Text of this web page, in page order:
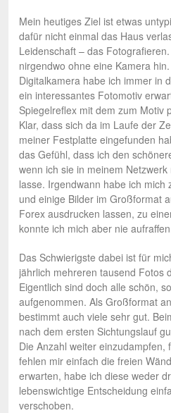
Mein heutiges Ziel ist etwas
dafür nicht einmal das Haus
Leidenschaft – das
nirgendwo ohne eine Kamera
Digitalkamera habe ich immer in
ein interessantes Fotomotiv
Spiegelreflex mit dem zum Motiv
Klar, dass sich da im Laufe der
meiner Festplatte eingefunden
das Gefühl, dass ich den
wenn ich sie in meinem
lasse. Irgendwann habe ich mich
und einige Bilder im Großformat
Forex ausdrucken lassen, zu
konnte ich mich aber nie
Das Schwierigste dabei ist für
jährlich mehreren tausend Fotos
Eigentlich sind doch alle schön,
aufgenommen. Als Großformat
bestimmt auch viele sehr gut.
nach dem ersten Sichtungslauf
Die Anzahl weiter einzudampfen,
fehlen mir einfach die freien
erwarten, habe ich diese weder
lebenswichtige Entscheidung
verschoben.